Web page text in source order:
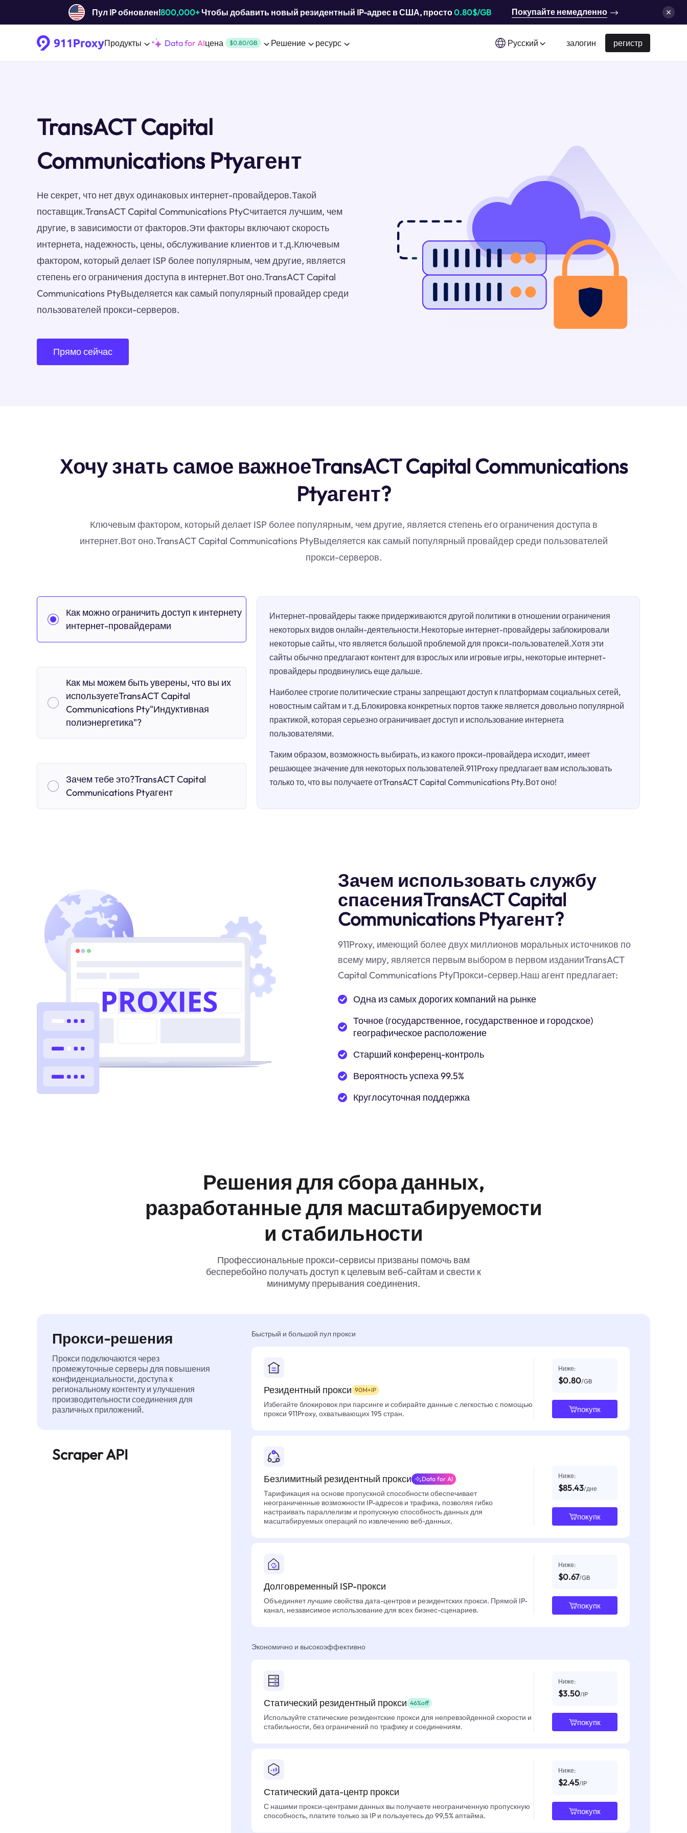
Пул IP обновлен!800,000+Чтобы добавить новый резидентный IP-адрес в США, просто0.80$/GB Покупайте немедленно
Продукты Data for AIцена $0.80/GB Решение ресурс Русский залогин регистр
TransACT Capital
Communications Ptyагент
Не секрет, что нет двух одинаковых интернет-провайдеров.Такой
поставщик.TransACT Capital Communications PtyСчитается лучшим, чем
другие, в зависимости от факторов.Эти факторы включают скорость
интернета, надежность, цены, обслуживание клиентов и т.д.Ключевым
фактором, который делает ISP более популярным, чем другие, является
степень его ограничения доступа в интернет.Вот оно.TransACT Capital
Communications PtyВыделяется как самый популярный провайдер среди
пользователей прокси-серверов.
Прямо сейчас
Хочу знать самое важноеTransACT Capital Communications
Ptyагент?
Ключевым фактором, который делает ISP более популярным, чем другие, является степень его ограничения доступа в
интернет.Вот оно.TransACT Capital Communications PtyВыделяется как самый популярный провайдер среди пользователей
прокси-серверов.
Как можно ограничить доступ к интернету
интернет-провайдерами
Как мы можем быть уверены, что вы их
используетеTransACT Capital
Communications Pty"Индуктивная
полиэнергетика"?
Зачем тебе это?TransACT Capital
Communications Ptyагент
Интернет-провайдеры также придерживаются другой политики в отношении ограничения
некоторых видов онлайн-деятельности.Некоторые интернет-провайдеры заблокировали
некоторые сайты, что является большой проблемой для прокси-пользователей.Хотя эти
сайты обычно предлагают контент для взрослых или игровые игры, некоторые интернет-
провайдеры продвинулись еще дальше.
Наиболее строгие политические страны запрещают доступ к платформам социальных сетей,
новостным сайтам и т.д.Блокировка конкретных портов также является довольно популярной
практикой, которая серьезно ограничивает доступ и использование интернета
пользователями.
Таким образом, возможность выбирать, из какого прокси-провайдера исходит, имеет
решающее значение для некоторых пользователей.911Proxy предлагает вам использовать
только то, что вы получаете отTransACT Capital Communications Pty.Вот оно!
Зачем использовать службу
спасенияTransACT Capital
Communications Ptyагент?
911Proxy, имеющий более двух миллионов моральных источников по
всему миру, является первым выбором в первом изданииTransACT
Capital Communications PtyПрокси-сервер.Наш агент предлагает:
Одна из самых дорогих компаний на рынке
Точное (государственное, государственное и городское)
географическое расположение
Старший конференц-контроль
Вероятность успеха 99.5%
Круглосуточная поддержка
Решения для сбора данных,
разработанные для масштабируемости
и стабильности
Профессиональные прокси-сервисы призваны помочь вам
бесперебойно получать доступ к целевым веб-сайтам и свести к
минимуму прерывания соединения.
Прокси-решения
Прокси подключаются через
промежуточные серверы для повышения
конфиденциальности, доступа к
региональному контенту и улучшения
производительности соединения для
различных приложений.
Scraper API
Быстрый и большой пул прокси
Резидентный прокси 90M+IP
Избегайте блокировок при парсинге и собирайте данные с легкостью с помощью
прокси 911Proxy, охватывающих 195 стран.
Ниже:
$0.80/GB
покупк
Безлимитный резидентный прокси Data for AI
Тарификация на основе пропускной способности обеспечивает
неограниченные возможности IP-адресов и трафика, позволяя гибко
настраивать параллелизм и пропускную способность данных для
масштабируемых операций по извлечению веб-данных.
Ниже:
$85.43/дне
покупк
Долговременный ISP-прокси
Объединяет лучшие свойства дата-центров и резидентских прокси. Прямой IP-
канал, независимое использование для всех бизнес-сценариев.
Ниже:
$0.67/GB
покупк
Экономично и высокоэффективно
Статический резидентный прокси 46%off
Используйте статические резидентские прокси для непревзойденной скорости и
стабильности, без ограничений по трафику и соединениям.
Ниже:
$3.50/IP
покупк
Статический дата-центр прокси
С нашими прокси-центрами данных вы получаете неограниченную пропускную
способность, платите только за IP и пользуетесь до 99,5% аптайма.
Ниже:
$2.45/IP
покупк